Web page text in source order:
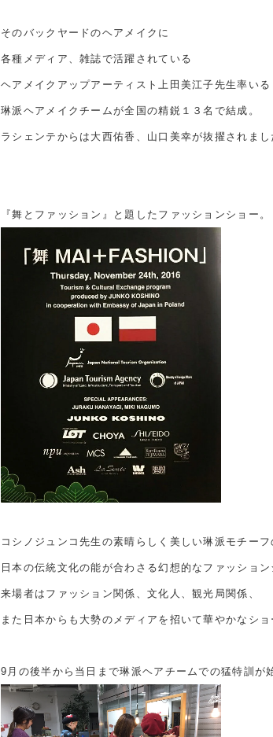
そのバックヤードのヘアメイクに
各種メディア、雑誌で活躍されている
ヘアメイクアップアーティスト上田美江子先生率いる
琳派ヘアメイクチームが全国の精鋭１３名で結成。
ラシェンテからは大西佑香、山口美幸が抜擢されまし
『舞とファッション』と題したファッションショー。
コシノジュンコ先生の素晴らしく美しい琳派モチーフ
日本の伝統文化の能が合わさる幻想的なファッション
来場者はファッション関係、文化人、観光局関係、
また日本からも大勢のメディアを招いて華やかなショ
9月の後半から当日まで琳派ヘアチームでの猛特訓が